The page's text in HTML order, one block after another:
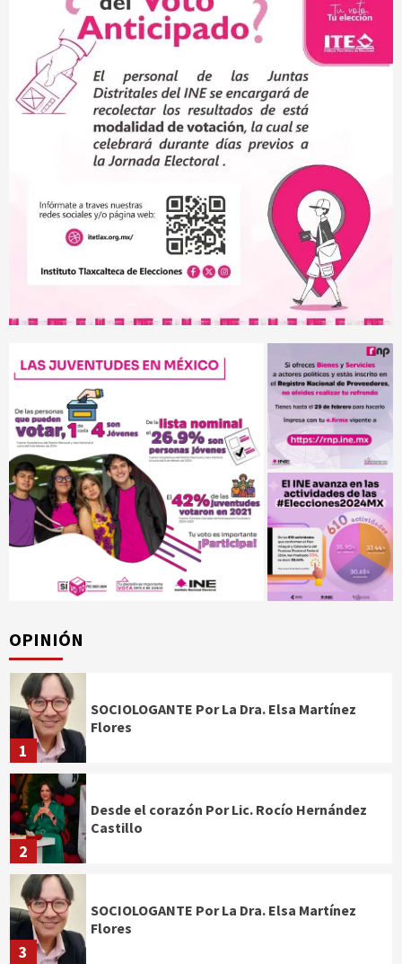
OPINIÓN
1
SOCIOLOGANTE Por La Dra. Elsa Martínez
Flores
2
Desde el corazón Por Lic. Rocío Hernández
Castillo
3
SOCIOLOGANTE Por La Dra. Elsa Martínez
Flores